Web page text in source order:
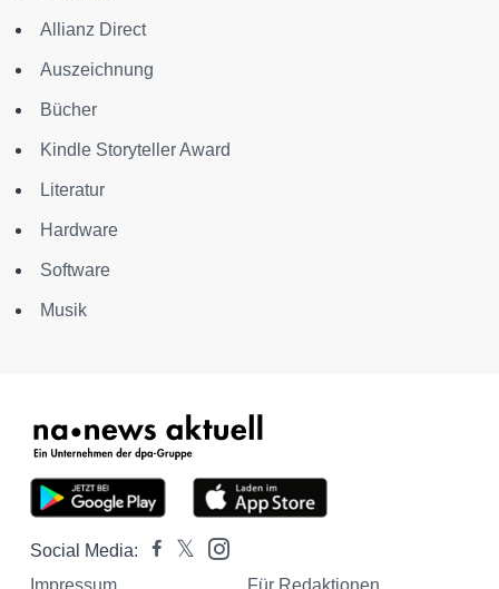
Allianz Direct
Auszeichnung
Bücher
Kindle Storyteller Award
Literatur
Hardware
Software
Musik
Social Media:
Impressum
Für Redaktionen